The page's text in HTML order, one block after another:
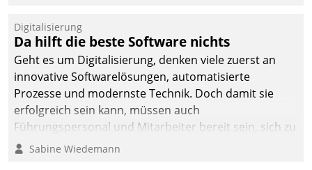
Unternehmen.
Digitalisierung
Da hilft die beste Software nichts
Geht es um Digitalisierung, denken viele zuerst an
innovative Softwarelösungen, automatisierte
Prozesse und modernste Technik. Doch damit sie
erfolgreich sein kann, müssen auch
Führungspersonal und Mitarbeiter bereit sein, sich zu
verändern und anzupassen, sonst werden sie an ihr
Sabine Wiedemann